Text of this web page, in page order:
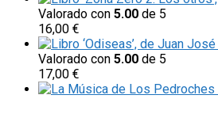
Valorado con 5.00 de 5
16,00 €
Valorado con 5.00 de 5
17,00 €